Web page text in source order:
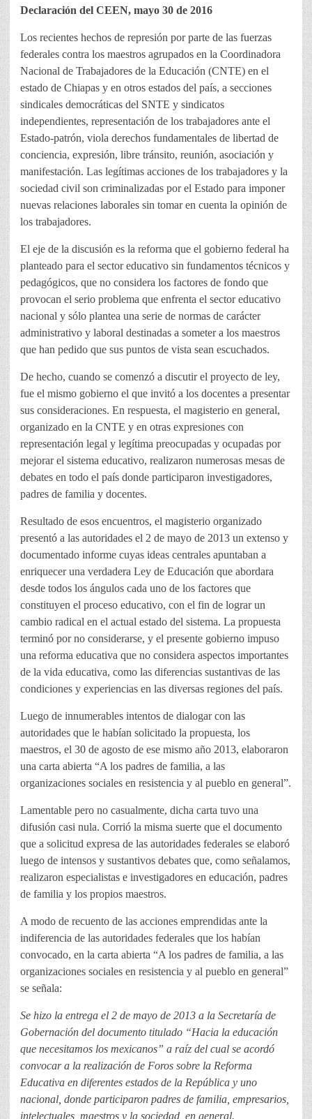
Declaración del CEEN, mayo 30 de 2016
Los recientes hechos de represión por parte de las fuerzas
federales contra los maestros agrupados en la Coordinadora
Nacional de Trabajadores de la Educación (CNTE) en el
estado de Chiapas y en otros estados del país, a secciones
sindicales democráticas del SNTE y sindicatos
independientes, representación de los trabajadores ante el
Estado-patrón, viola derechos fundamentales de libertad de
conciencia, expresión, libre tránsito, reunión, asociación y
manifestación. Las legítimas acciones de los trabajadores y la
sociedad civil son criminalizadas por el Estado para imponer
nuevas relaciones laborales sin tomar en cuenta la opinión de
los trabajadores.
El eje de la discusión es la reforma que el gobierno federal ha
planteado para el sector educativo sin fundamentos técnicos y
pedagógicos, que no considera los factores de fondo que
provocan el serio problema que enfrenta el sector educativo
nacional y sólo plantea una serie de normas de carácter
administrativo y laboral destinadas a someter a los maestros
que han pedido que sus puntos de vista sean escuchados.
De hecho, cuando se comenzó a discutir el proyecto de ley,
fue el mismo gobierno el que invitó a los docentes a presentar
sus consideraciones. En respuesta, el magisterio en general,
organizado en la CNTE y en otras expresiones con
representación legal y legítima preocupadas y ocupadas por
mejorar el sistema educativo, realizaron numerosas mesas de
debates en todo el país donde participaron investigadores,
padres de familia y docentes.
Resultado de esos encuentros, el magisterio organizado
presentó a las autoridades el 2 de mayo de 2013 un extenso y
documentado informe cuyas ideas centrales apuntaban a
enriquecer una verdadera Ley de Educación que abordara
desde todos los ángulos cada uno de los factores que
constituyen el proceso educativo, con el fin de lograr un
cambio radical en el actual estado del sistema. La propuesta
terminó por no considerarse, y el presente gobierno impuso
una reforma educativa que no considera aspectos importantes
de la vida educativa, como las diferencias sustantivas de las
condiciones y experiencias en las diversas regiones del país.
Luego de innumerables intentos de dialogar con las
autoridades que le habían solicitado la propuesta, los
maestros, el 30 de agosto de ese mismo año 2013, elaboraron
una carta abierta “A los padres de familia, a las
organizaciones sociales en resistencia y al pueblo en general”.
Lamentable pero no casualmente, dicha carta tuvo una
difusión casi nula. Corrió la misma suerte que el documento
que a solicitud expresa de las autoridades federales se elaboró
luego de intensos y sustantivos debates que, como señalamos,
realizaron especialistas e investigadores en educación, padres
de familia y los propios maestros.
A modo de recuento de las acciones emprendidas ante la
indiferencia de las autoridades federales que los habían
convocado, en la carta abierta “A los padres de familia, a las
organizaciones sociales en resistencia y al pueblo en general”
se señala:
Se hizo la entrega el 2 de mayo de 2013 a la Secretaría de
Gobernación del documento titulado “Hacia la educación
que necesitamos los mexicanos” a raíz del cual se acordó
convocar a la realización de Foros sobre la Reforma
Educativa en diferentes estados de la República y uno
nacional, donde participaron padres de familia, empresarios,
intelectuales, maestros y la sociedad en general.